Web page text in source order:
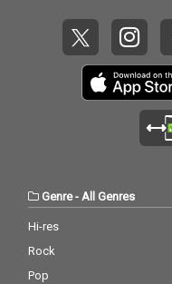
Genre- All Genres
Hi-res
Rock
Pop